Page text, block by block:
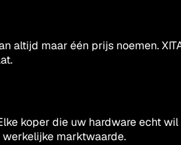
altijd maar één prijs noemen.
koper die uw hardware echt
marktwaarde.